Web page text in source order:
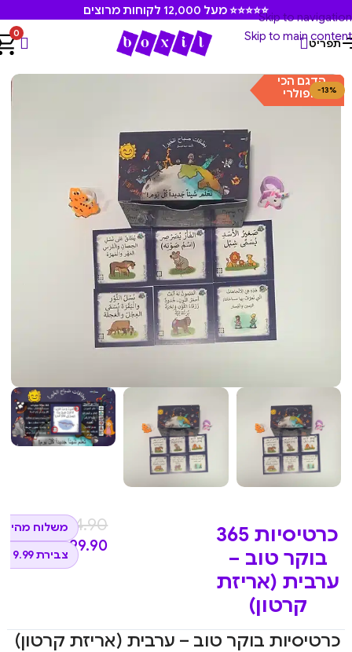
Skip to navigation
Skip to main content
⭐⭐⭐⭐⭐ מעל 12,000 לקוחות מרוצים
תפריט
0
עמוד הבית משחקים ומוצרים חינוכיים
-13%
הדגם הכי
פופולרי
כרטיסיות 365
בוקר טוב –
ערבית (אריזת
קרטון)
₪114.90
₪99.90
משלוח מהיר
צבירת 9.99 נקודות
כרטיסיות בוקר טוב – ערבית (אריזת קרטון)